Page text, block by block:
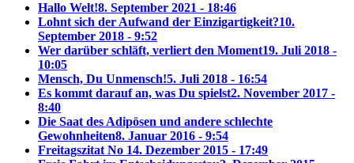
Hallo Welt!8. September 2021 - 18:46
Lohnt sich der Aufwand der Einzigartigkeit?10.
September 2018 - 9:52
Wer darüber schläft, verliert den Moment19. Juli 2018 -
10:05
Mensch, Du Unmensch!5. Juli 2018 - 16:54
Es kommt darauf an, was Du spielst2. November 2017 -
8:40
Die Saat des Adipösen und andere schlechte
Gewohnheiten8. Januar 2016 - 9:54
Freitagszitat No 14. Dezember 2015 - 17:49